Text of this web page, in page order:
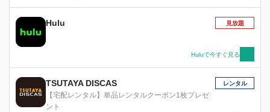
で・・・・・・。 同じく阿栖暮総合病院で働く
榊原は、日本を代表する若き天才外科医。執刀す
る手術は素早く正確で高い成功率を誇り、テレビ
超エリート医師。外科部長からの信頼も厚く、次
を鋭い視線で見つめる武良井。事あるごとに武良
井は榊原に絡み、業務範囲を超えて執拗に粘着す
る。警視庁捜査一課という肩書を自ら捨て、阿栖
た。 天才×世界的な技術を持つ彼は、愛に飢え
た。 秀才×天才に勝てない嫉妬が、彼を襲った。
びつな医師たち。患者を救うために天才医師たち
は何を手放した のか。神の技術と人間の苦悩・
葛藤を描くリアル・ドクターストーリー。
Hulu 見放題
Huluで今すぐ見る
TSUTAYA DISCAS
【宅配レンタル】単品レンタルクーポン1枚プレゼ
ント
レンタル